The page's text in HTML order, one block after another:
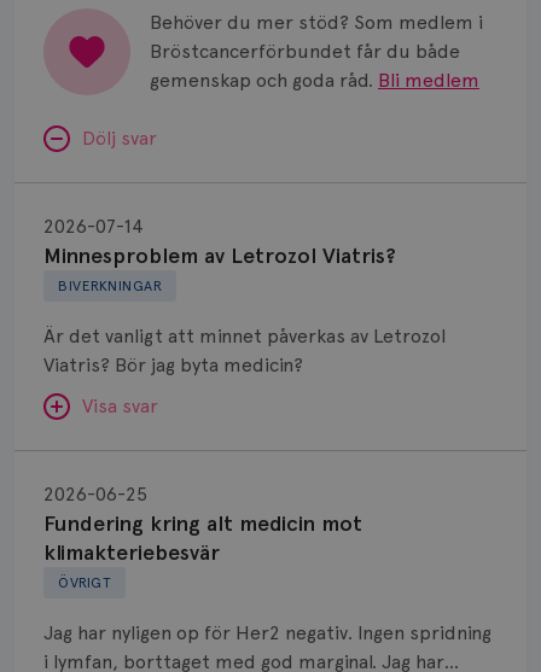
Behöver du mer stöd? Som medlem i
Bröstcancerförbundet får du både
gemenskap och goda råd. Bli medlem
Dölj svar
BIVERKNINGAR
Minnesproblem av Letrozol Viatris?
2026-07-14
Är det vanligt att minnet påverkas av Letrozol
Viatris? Bör jag byta medicin?
Visa svar
SVAR:
Hej. Oavsett vilken hormonsänkande behandling
(men även cytostatika) man får så kan en del
uppleva negativ påverkan på minnet. Prata din
märke eller annan aromatashämmare. Det kan ofta
Letrozol
Viatris?
ÖVRIGT
Fundering kring alt medicin mot
klimakteriebesvär
2026-06-25
Jag har nyligen op för Her2 negativ. Ingen spridning
i lymfan, borttaget med god marginal. Jag har
kring
medicin